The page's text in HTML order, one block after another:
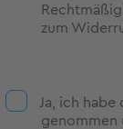
zum
Ja, ich habe
genommen